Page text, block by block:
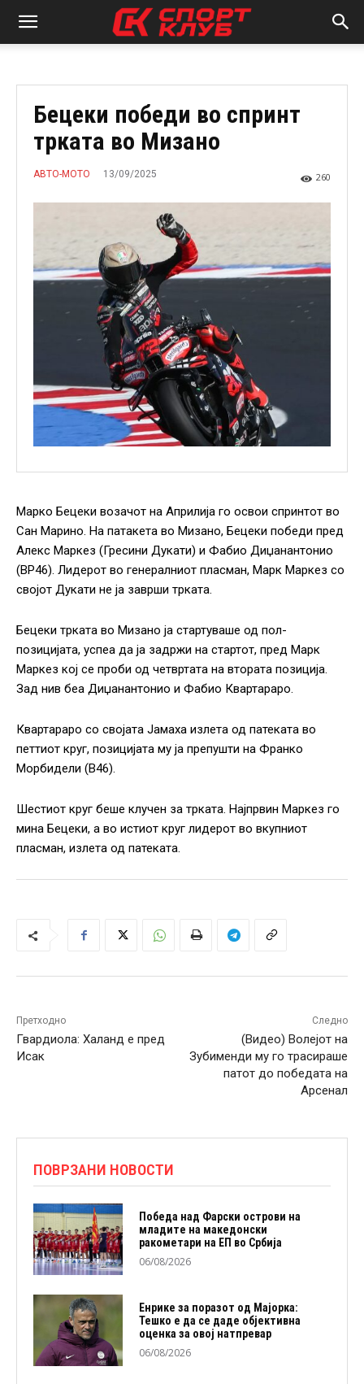
Бецеки победи во спринт
трката во Мизано
АВТО-МОТО 13/09/2025 260
Марко Бецеки возачот на Априлија го освои спринтот во
Сан Марино. На патакета во Мизано, Бецеки победи пред
Алекс Маркез (Гресини Дукати) и Фабио Диџанантонио
(ВР46). Лидерот во генералниот пласман, Марк Маркез со
својот Дукати не ја заврши трката.
Бецеки трката во Мизано ја стартуваше од пол-
позицијата, успеа да ја задржи на стартот, пред Марк
Маркез кој се проби од четвртата на втората позиција.
Зад нив беа Диџанантонио и Фабио Квартараро.
Квартараро со својата Јамаха излета од патеката во
петтиот круг, позицијата му ја препушти на Франко
Морбидели (В46).
Шестиот круг беше клучен за трката. Најпрвин Маркез го
мина Бецеки, а во истиот круг лидерот во вкупниот
пласман, излета од патеката.
Претходно
Гвардиола: Халанд е пред
Исак
Следно
(Видео) Волејот на
Зубименди му го трасираше
патот до победата на
Арсенал
ПОВРЗАНИ НОВОСТИ
Победа над Фарски острови на
младите на македонски
ракометари на ЕП во Србија
06/08/2026
Енрике за поразот од Мајорка:
Тешко е да се даде објективна
оценка за овој натпревар
06/08/2026